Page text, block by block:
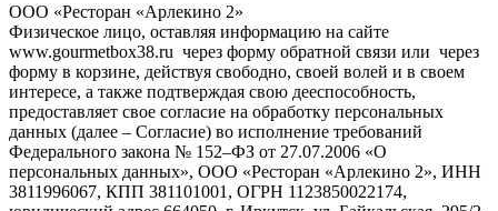
ООО «Ресторан «Арлекино 2»
Физическое лицо, оставляя информацию на сайте
www.gourmetbox38.ru через форму обратной связи или через
форму в корзине, действуя свободно, своей волей и в своем
интересе, а также подтверждая свою дееспособность,
предоставляет свое согласие на обработку персональных
данных (далее – Согласие) во исполнение требований
Федерального закона № 152–ФЗ от 27.07.2006 «О
персональных данных», ООО «Ресторан «Арлекино 2», ИНН
3811996067, КПП 381101001, ОГРН 1123850022174,